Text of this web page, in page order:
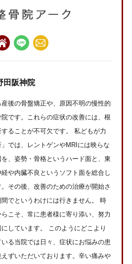
阪神院
後の骨盤矯正や、原因不明の慢性的
です。これらの症状の改善には、根
ることが不可欠です。 私どもが力
では、レントゲンやMRIには映らな
、姿勢・骨格というハード面と、東
や内臓不良というソフト面を総合し
その後、改善のための治療が開始さ
でというわけには行きません。 時
こそ、常に患者様に寄り添い、努力
しています。 このようにどこより
る当院では日々、症状にお悩みの患
ずいただいております。辛い痛みや